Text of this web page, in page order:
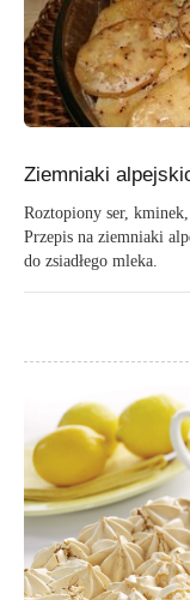
Ziemniaki
Roztopiony ser,
Przepis na ziemniaki
do zsiadłego mleka.